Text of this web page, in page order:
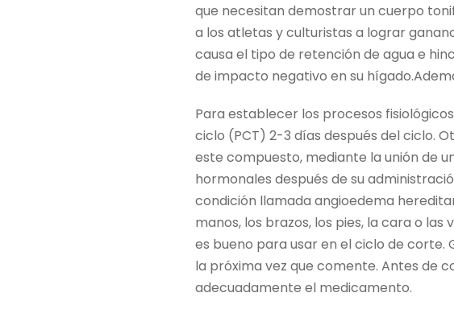
que necesitan demostrar un cuerpo
a los atletas y culturistas a lograr
causa el tipo de retención de agua e
de impacto negativo en su
Para establecer los procesos
ciclo (PCT) 2-3 días después del ciclo.
este compuesto, mediante la unión de
hormonales después de su
condición llamada angioedema
manos, los brazos, los pies, la cara o
es bueno para usar en el ciclo de
la próxima vez que comente. Antes de
adecuadamente el medicamento.